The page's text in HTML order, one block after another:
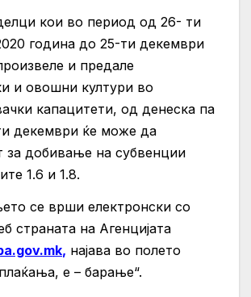
кои во период од 26- ти
година до 25-ти декември
и предале
и овошни култури во
капацитети, од денеска па
декември ќе може да
за добивање на субвенции
1.6 и 1.8.
се врши електронски со
страната на Агенцијата
, најава во полето
е – барање“.